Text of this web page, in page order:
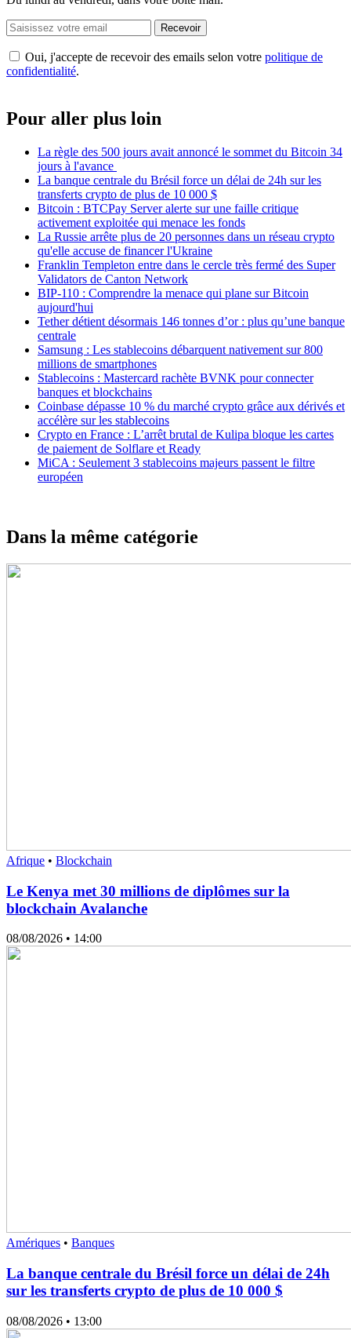
Recevoir
Oui, j'accepte de recevoir des emails selon votre politique de
confidentialité.
Pour aller plus loin
La règle des 500 jours avait annoncé le sommet du Bitcoin 34
jours à l'avance
La banque centrale du Brésil force un délai de 24h sur les
transferts crypto de plus de 10 000 $
Bitcoin : BTCPay Server alerte sur une faille critique
activement exploitée qui menace les fonds
La Russie arrête plus de 20 personnes dans un réseau crypto
qu'elle accuse de financer l'Ukraine
Franklin Templeton entre dans le cercle très fermé des Super
Validators de Canton Network
BIP-110 : Comprendre la menace qui plane sur Bitcoin
aujourd'hui
Tether détient désormais 146 tonnes d’or : plus qu’une banque
centrale
Samsung : Les stablecoins débarquent nativement sur 800
millions de smartphones
Stablecoins : Mastercard rachète BVNK pour connecter
banques et blockchains
Coinbase dépasse 10 % du marché crypto grâce aux dérivés et
accélère sur les stablecoins
Crypto en France : L’arrêt brutal de Kulipa bloque les cartes
de paiement de Solflare et Ready
MiCA : Seulement 3 stablecoins majeurs passent le filtre
européen
Dans la même catégorie
Afrique • Blockchain
Le Kenya met 30 millions de diplômes sur la
blockchain Avalanche
08/08/2026 • 14:00
Amériques • Banques
La banque centrale du Brésil force un délai de 24h
sur les transferts crypto de plus de 10 000 $
08/08/2026 • 13:00